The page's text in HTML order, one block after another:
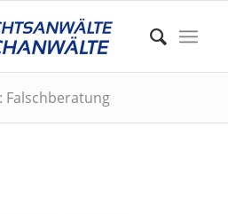
Falschberatung